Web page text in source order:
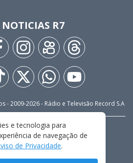
NOTICIAS R7
- 2009-2026- Rádio e Televisão Record S.A
CONOSCO
PRIVACIDADE
E CONDIÇÕES DE USO
e tecnologia para
de navegação de
de Privacidade.